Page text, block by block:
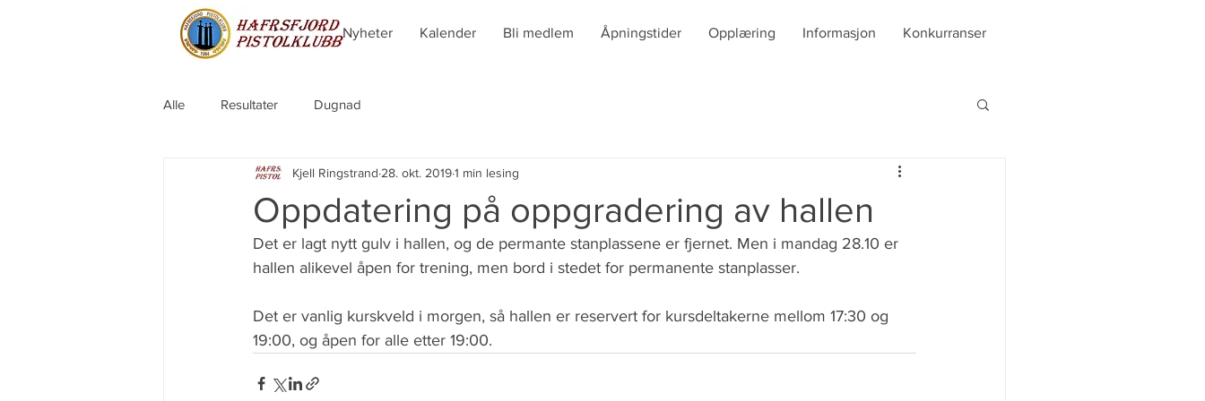
Nyheter Kalender Bli medlem Åpningstider Opplæring Informasjon Konkurranser
Alle Resultater Dugnad
Oppdatering på oppgradering av hallen
Kjell Ringstrand 28. okt. 20191 min lesing
Det er lagt nytt gulv i hallen, og de permante stanplassene er fjernet. Men i mandag 28.10 er
hallen alikevel åpen for trening, men bord i stedet for permanente stanplasser.
Det er vanlig kurskveld i morgen, så hallen er reservert for kursdeltakerne mellom 17:30 og
19:00, og åpen for alle etter 19:00.